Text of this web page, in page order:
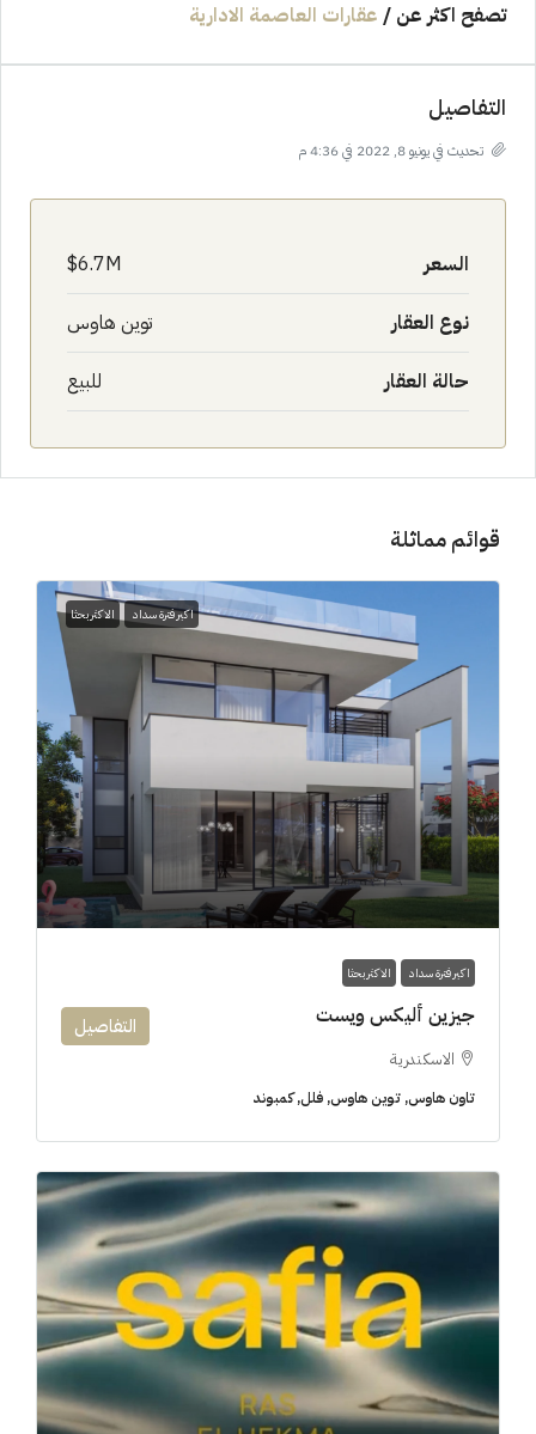
تصفح اكثر عن / عقارات العاصمة الادارية
التفاصيل
تحديث في يونيو 8, 2022 في 4:36 م
السعر 6.7M$
نوع العقار توين هاوس
حالة العقار للبيع
قوائم مماثلة
اكبر فترة سداد الاكثر بحثا
اكبر فترة سداد الاكثر بحثا
جيزين أليكس ويست
الاسكندرية
تاون هاوس, توين هاوس, فلل, كمبوند
التفاصيل